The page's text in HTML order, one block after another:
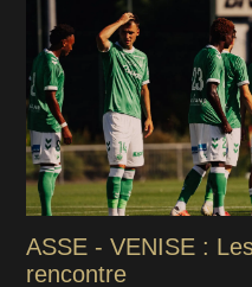
ASSE - VENISE :
rencontre